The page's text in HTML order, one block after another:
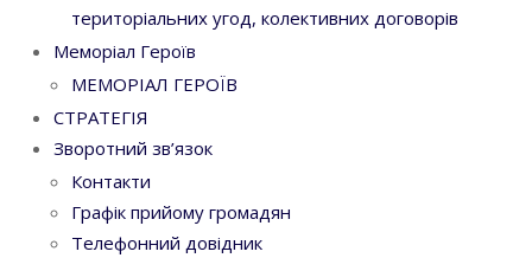
територіальних угод, колективних договорів
Меморіал Героїв
МЕМОРІАЛ ГЕРОЇВ
СТРАТЕГІЯ
Зворотний зв’язок
Контакти
Графік прийому громадян
Телефонний довідник